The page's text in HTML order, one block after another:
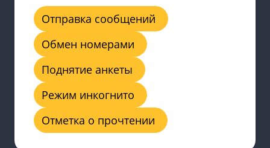
Отправка сообщений
Обмен номерами
Поднятие анкеты
Режим инкогнито
Отметка о прочтении